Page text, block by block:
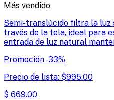
Más vendido
Semi-translúcido filtra la luz
través de la tela, ideal para
entrada de luz natural
Promoción-33%
Precio de lista: $995.00
$ 669.00